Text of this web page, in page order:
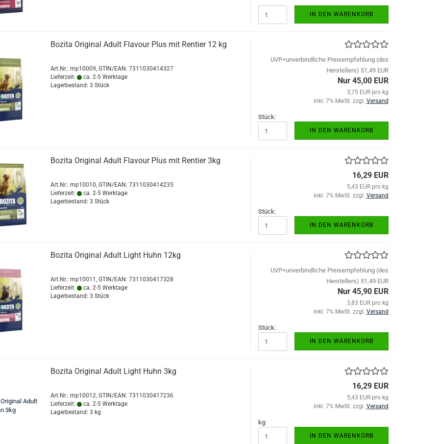
IN DEN WARENKORB
Bozita Original Adult Flavour Plus mit Rentier 12 kg
Art.Nr.: mp10009 GTIN/EAN: 7311030414327
Lieferzeit:
ca. 2-5 Werktage
Lagerbestand: 3 Stück
UVP=unverbindliche Preisempfehlung (des
Herstellers) 51,49 EUR
Nur 45,00 EUR
3,75 EUR pro kg
inkl. 7% MwSt. zzgl. Versand
Stück:
IN DEN WARENKORB
Bozita Original Adult Flavour Plus mit Rentier 3kg
Art.Nr.: mp10010 GTIN/EAN: 7311030414235
Lieferzeit:
ca. 2-5 Werktage
Lagerbestand: 3 Stück
16,29 EUR
5,43 EUR pro kg
inkl. 7% MwSt. zzgl. Versand
Stück:
IN DEN WARENKORB
Bozita Original Adult Light Huhn 12kg
Art.Nr.: mp10011 GTIN/EAN: 7311030417328
Lieferzeit:
ca. 2-5 Werktage
Lagerbestand: 3 Stück
UVP=unverbindliche Preisempfehlung (des
Herstellers) 51,49 EUR
Nur 45,90 EUR
3,83 EUR pro kg
inkl. 7% MwSt. zzgl. Versand
Stück:
IN DEN WARENKORB
Bozita Original Adult Light Huhn 3kg
Art.Nr.: mp10012 GTIN/EAN: 7311030417236
Lieferzeit:
ca. 2-5 Werktage
Lagerbestand: 3 kg
16,29 EUR
5,43 EUR pro kg
inkl. 7% MwSt. zzgl. Versand
kg:
IN DEN WARENKORB